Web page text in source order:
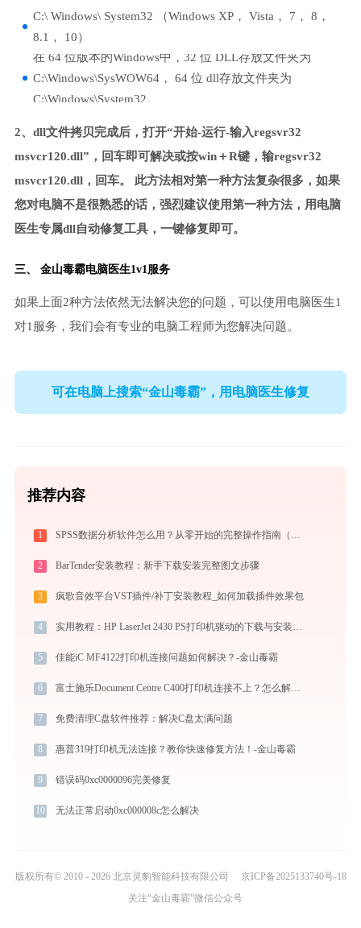
C:\ Windows\ System32 （Windows XP， Vista， 7， 8，
8.1， 10）
在 64 位版本的Windows中，32 位 DLL存放文件夹为
C:\Windows\SysWOW64， 64 位 dll存放文件夹为
C:\Windows\System32。
2、dll文件拷贝完成后，打开“开始-运行-输入regsvr32
msvcr120.dll”，回车即可解决或按win＋R键，输regsvr32
msvcr120.dll，回车。 此方法相对第一种方法复杂很多，如果
您对电脑不是很熟悉的话，强烈建议使用第一种方法，用电脑
医生专属dll自动修复工具，一键修复即可。
三、 金山毒霸电脑医生1v1服务
如果上面2种方法依然无法解决您的问题，可以使用电脑医生1
对1服务，我们会有专业的电脑工程师为您解决问题。
可在电脑上搜索“金山毒霸”，用电脑医生修复
推荐内容
1 SPSS数据分析软件怎么用？从零开始的完整操作指南（附实战案例）
2 BarTender安装教程：新手下载安装完整图文步骤
3 疯歌音效平台VST插件/补丁安装教程_如何加载插件效果包
4 实用教程：HP LaserJet 2430 PS打印机驱动的下载与安装技巧
5 佳能iC MF4122打印机连接问题如何解决？-金山毒霸
6 富士施乐Document Centre C400打印机连接不上？怎么解决？ -金山毒霸
7 免费清理C盘软件推荐：解决C盘太满问题
8 惠普319打印机无法连接？教你快速修复方法！-金山毒霸
9 错误码0xc0000096完美修复
10 无法正常启动0xc000008c怎么解决
版权所有© 2010 - 2026 北京灵豹智能科技有限公司
京ICP备2025133740号-18
关注“金山毒霸”微信公众号